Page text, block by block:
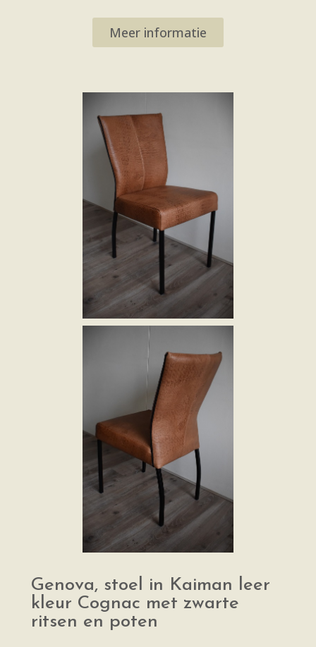
Meer informatie
Genova, stoel in Kaiman leer
kleur Cognac met zwarte
ritsen en poten